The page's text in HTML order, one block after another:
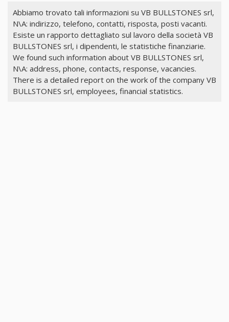
Abbiamo trovato tali informazioni su VB BULLSTONES srl,
N\A: indirizzo, telefono, contatti, risposta, posti vacanti.
Esiste un rapporto dettagliato sul lavoro della società VB
BULLSTONES srl, i dipendenti, le statistiche finanziarie.
We found such information about VB BULLSTONES srl,
N\A: address, phone, contacts, response, vacancies.
There is a detailed report on the work of the company VB
BULLSTONES srl, employees, financial statistics.